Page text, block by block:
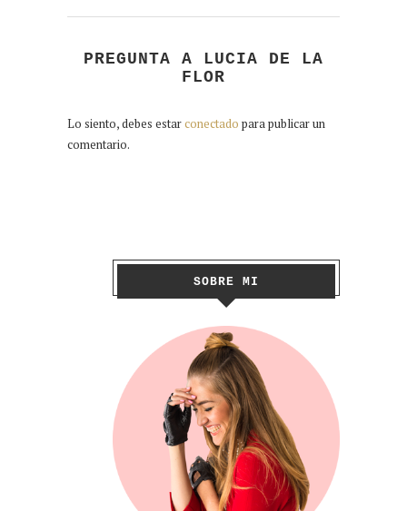
PREGUNTA A LUCIA DE LA
FLOR
Lo siento, debes estarconectado para publicar un
comentario.
SOBRE MI